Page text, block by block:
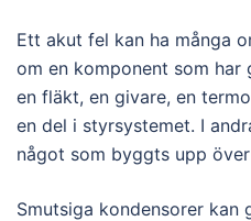
Ett akut fel kan ha många
om en komponent som har
en fläkt, en givare, en
en del i styrsystemet. I
något som byggts upp
Smutsiga kondensorer kan